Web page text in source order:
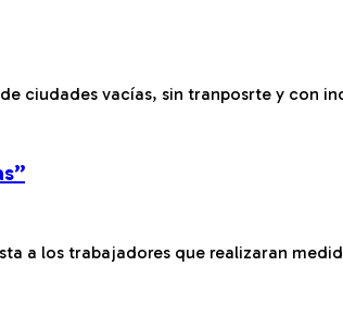
ciudades vacías, sin tranposrte y con
a los trabajadores que realizaran